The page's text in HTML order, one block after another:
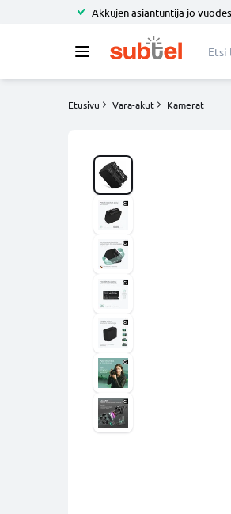
Akkujen asiantuntija jo
Etusivu Vara-akut Kamerat